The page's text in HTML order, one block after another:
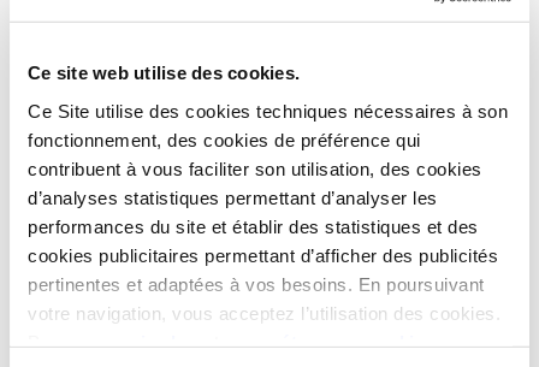
Ce site web utilise des cookies.
Ce Site utilise des cookies techniques nécessaires à son
fonctionnement, des cookies de préférence qui
contribuent à vous faciliter son utilisation, des cookies
d’analyses statistiques permettant d’analyser les
performances du site et établir des statistiques et des
cookies publicitaires permettant d’afficher des publicités
pertinentes et adaptées à vos besoins. En poursuivant
votre navigation, vous acceptez l’utilisation des cookies.
Votre consentement s'applique aux domaines suivants :
Votre état ​​actuel: Refuser.
Modifiez consentement
Déclaration relative aux cookies mise à jour le
31/07/2026 par Cookiebot
Nécessaires (10)
Les cookies nécessaires contribuent à rendre un site